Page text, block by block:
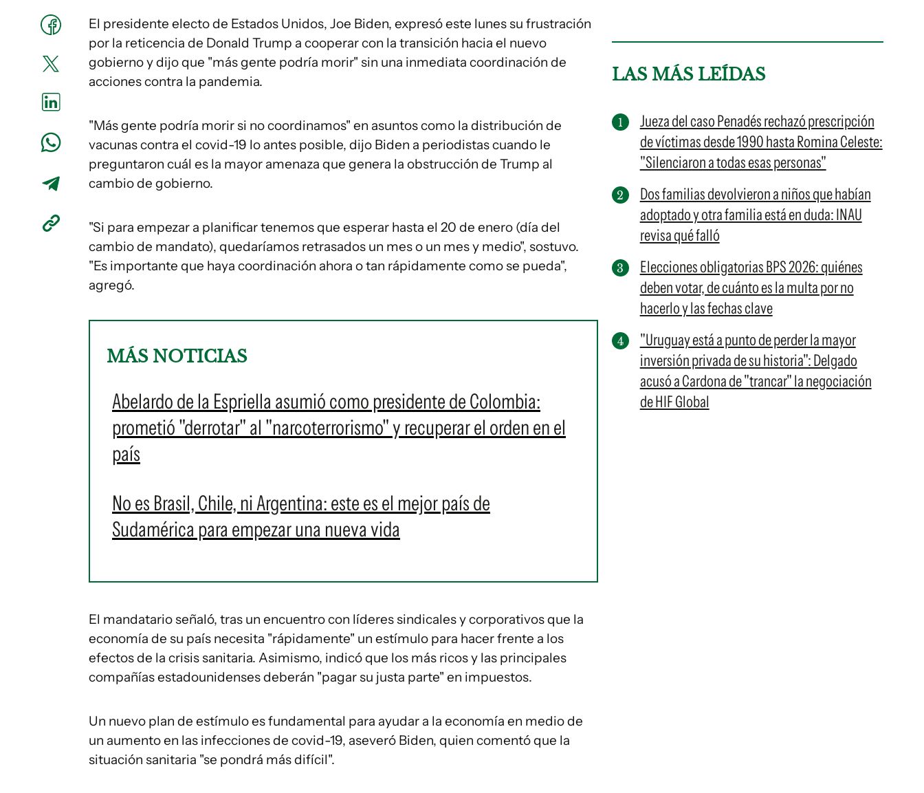
El presidente electo de Estados Unidos, Joe Biden, expresó este lunes su frustración
por la reticencia de Donald Trump a cooperar con la transición hacia el nuevo
gobierno y dijo que "más gente podría morir" sin una inmediata coordinación de
acciones contra la pandemia.
"Más gente podría morir si no coordinamos" en asuntos como la distribución de
vacunas contra el covid-19 lo antes posible, dijo Biden a periodistas cuando le
preguntaron cuál es la mayor amenaza que genera la obstrucción de Trump al
cambio de gobierno.
"Si para empezar a planificar tenemos que esperar hasta el 20 de enero (día del
cambio de mandato), quedaríamos retrasados un mes o un mes y medio", sostuvo.
"Es importante que haya coordinación ahora o tan rápidamente como se pueda",
agregó.
MÁS NOTICIAS
Abelardo de la Espriella asumió como presidente de Colombia:
prometió "derrotar" al "narcoterrorismo" y recuperar el orden en el
país
No es Brasil, Chile, ni Argentina: este es el mejor país de
Sudamérica para empezar una nueva vida
El mandatario señaló, tras un encuentro con líderes sindicales y corporativos que la
economía de su país necesita "rápidamente" un estímulo para hacer frente a los
efectos de la crisis sanitaria. Asimismo, indicó que los más ricos y las principales
compañías estadounidenses deberán "pagar su justa parte" en impuestos.
Un nuevo plan de estímulo es fundamental para ayudar a la economía en medio de
un aumento en las infecciones de covid-19, aseveró Biden, quien comentó que la
situación sanitaria "se pondrá más difícil".
LAS MÁS LEÍDAS
Jueza del caso Penadés rechazó prescripción
de víctimas desde 1990 hasta Romina Celeste:
"Silenciaron a todas esas personas"
Dos familias devolvieron a niños que habían
adoptado y otra familia está en duda: INAU
revisa qué falló
Elecciones obligatorias BPS 2026: quiénes
deben votar, de cuánto es la multa por no
hacerlo y las fechas clave
"Uruguay está a punto de perder la mayor
inversión privada de su historia": Delgado
acusó a Cardona de "trancar" la negociación
de HIF Global